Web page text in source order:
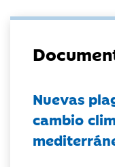
Nuevas
cambio